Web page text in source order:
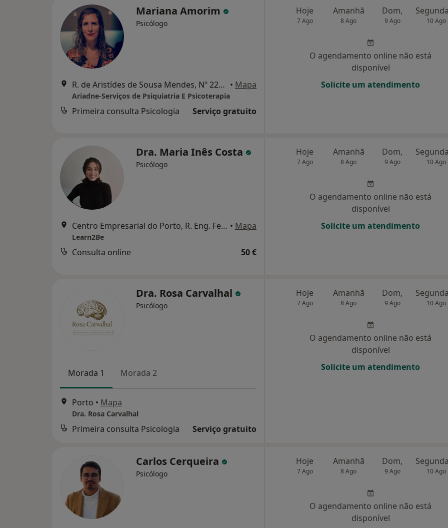
Mariana Amorim
Psicólogo
R. de Aristídes de Sousa Mendes, Nº 225, 1º andar, sala A3 , Porto • Mapa
Ariadne-Serviços de Psiquiatria E Psicoterapia
Primeira consulta Psicologia Serviço gratuito
Hoje
7 Ago
Amanhã
8 Ago
Dom,
9 Ago 10 Ago
O agendamento online não está
disponível
Solicite um atendimento
Dra. Maria Inês Costa
Psicólogo
Centro Empresarial do Porto, R. Eng. Ferreira Dias, 161, Porto • Mapa
Learn2Be
Consulta online 50 €
Hoje
7 Ago
Amanhã
8 Ago
Dom,
9 Ago 10 Ago
O agendamento online não está
disponível
Solicite um atendimento
Dra. Rosa Carvalhal
Psicólogo
Morada 1 Morada 2
Porto • Mapa
Dra. Rosa Carvalhal
Primeira consulta Psicologia Serviço gratuito
Hoje
7 Ago
Amanhã
8 Ago
Dom,
9 Ago 10 Ago
O agendamento online não está
disponível
Solicite um atendimento
Carlos Cerqueira
Psicólogo
Hoje
7 Ago
Amanhã
8 Ago
Dom,
9 Ago 10 Ago
O agendamento online não está
disponível